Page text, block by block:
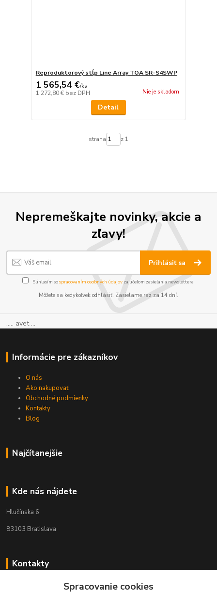
Reproduktorový stĺp Line Array TOA SR-S4SWP
1 565,54 €/ks
1 272,80 € bez DPH Nie je skladom
Detail
strana z 1
Nepremeškajte novinky, akcie a
zľavy!
Prihlásiť sa
Súhlasím sospracovaním osobných údajov za účelom zasielania newslettera.
Môžete sa kedykoľvek odhlásiť. Zasielame raz za 14 dní.
..... avet ...
Informácie pre zákazníkov
O nás
Ako nakupovať
Obchodné podmienky
Kontakty
Blog
Najčítanejšie
Kde nás nájdete
Hlučínska 6
83103 Bratislava
Kontakty
+421 908 678 479Spracovanie cookies